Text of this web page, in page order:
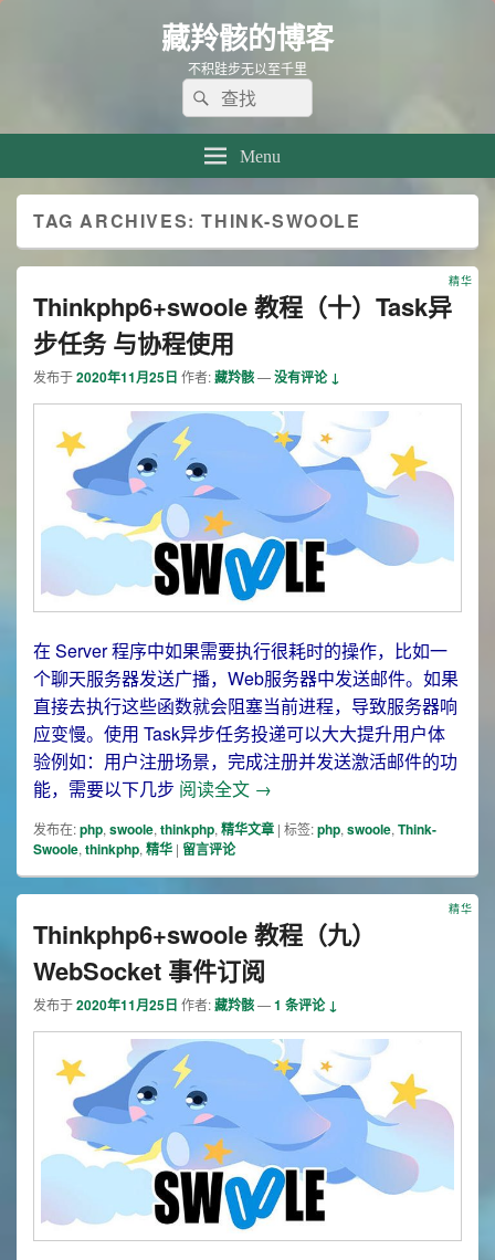
藏羚骸的博客
不积跬步无以至千里
Search
for:
Search
Menu
TAG ARCHIVES:THINK-SWOOLE
Thinkphp6+swoole 教程（十）Task异
步任务 与协程使用
精华
发布于2020年11月25日 作者:藏羚骸—没有评论 ↓
在 Server 程序中如果需要执行很耗时的操作，比如一
个聊天服务器发送广播，Web服务器中发送邮件。如果
直接去执行这些函数就会阻塞当前进程，导致服务器响
应变慢。使用 Task异步任务投递可以大大提升用户体
验例如：用户注册场景，完成注册并发送激活邮件的功
能，需要以下几步 阅读全文 Thinkphp6+swoole 教程（十
→
发布在:php, swoole, thinkphp, 精华文章 | 标签:php, swoole, Think-
Swoole, thinkphp, 精华 | 留言评论
Thinkphp6+swoole 教程（九）
WebSocket 事件订阅
精华
发布于2020年11月25日 作者:藏羚骸—1 条评论 ↓